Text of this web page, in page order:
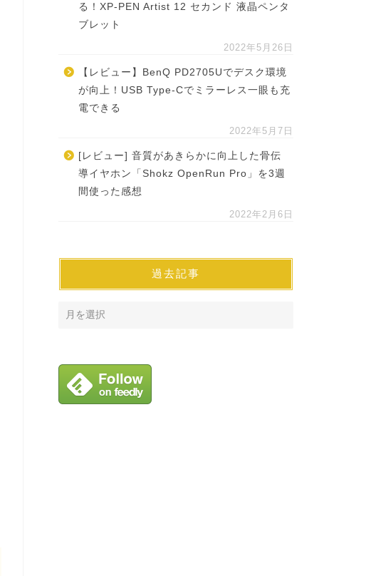
る！XP-PEN Artist 12 セカンド 液晶ペンタ
ブレット
2022年5月26日
【レビュー】BenQ PD2705Uでデスク環境
が向上！USB Type-Cでミラーレス一眼も充
電できる
2022年5月7日
[レビュー] 音質があきらかに向上した骨伝
導イヤホン「Shokz OpenRun Pro」を3週
間使った感想
2022年2月6日
過去記事